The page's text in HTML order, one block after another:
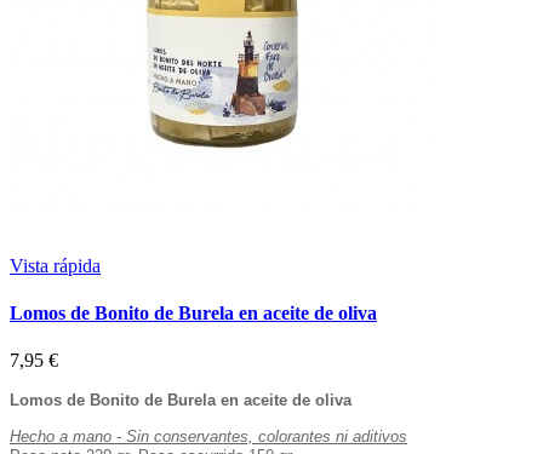
Vista rápida
Lomos de Bonito de Burela en aceite de oliva
7,95 €
Lomos de Bonito de Burela en aceite de oliva
Hecho a mano - Sin conservantes, colorantes ni aditivos